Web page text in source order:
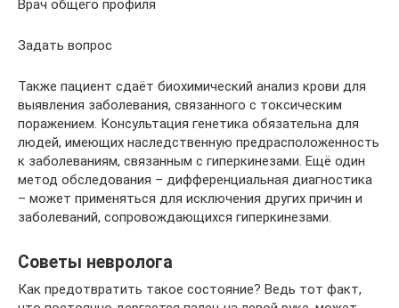
Врач общего профиля
Задать вопрос
Также пациент сдаёт биохимический анализ крови для
выявления заболевания, связанного с токсическим
поражением. Консультация генетика обязательна для
людей, имеющих наследственную предрасположенность
к заболеваниям, связанным с гиперкинезами. Ещё один
метод обследования – дифференциальная диагностика
– может применяться для исключения других причин и
заболеваний, сопровождающихся гиперкинезами.
Советы невролога
Как предотвратить такое состояние? Ведь тот факт,